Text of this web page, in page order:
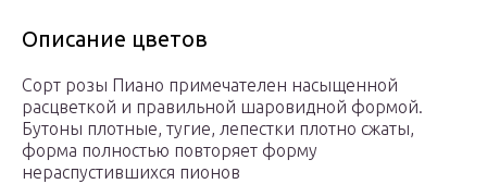
Описание цветов
Сорт розы Пиано примечателен насыщенной
расцветкой и правильной шаровидной формой.
Бутоны плотные, тугие, лепестки плотно сжаты,
форма полностью повторяет форму
нераспустившихся пионов